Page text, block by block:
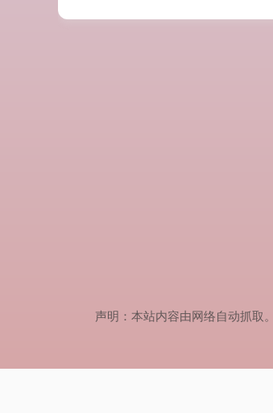
声明：本站内容由网络自动抓取